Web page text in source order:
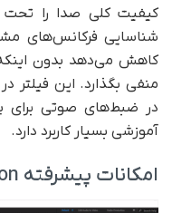
شناسایی فرکانس‌های
کاهش می‌دهد بدون
منفی بگذارد. این
در ضبط‌های صوتی برای
آموزشی بسیار کاربرد دارد.
امکانات پیشرفته Adobe Audition